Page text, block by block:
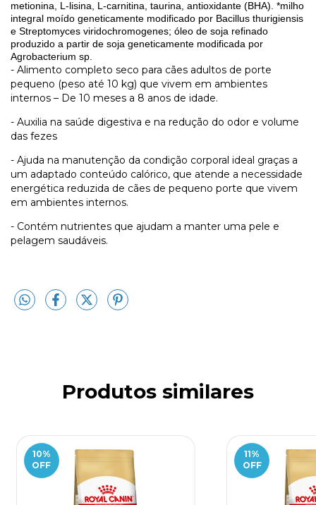
metionina, L-lisina, L-carnitina, taurina, antioxidante (BHA). *milho
integral moído geneticamente modificado por Bacillus thurigiensis
e Streptomyces viridochromogenes; óleo de soja refinado
produzido a partir de soja geneticamente modificada por
Agrobacterium sp.
- Alimento completo seco para cães adultos de porte
pequeno (peso até 10 kg) que vivem em ambientes
internos – De 10 meses a 8 anos de idade.
- Auxilia na saúde digestiva e na redução do odor e volume
das fezes
- Ajuda na manutenção da condição corporal ideal graças a
um adaptado conteúdo calórico, que atende a necessidade
energética reduzida de cães de pequeno porte que vivem
em ambientes internos.
- Contém nutrientes que ajudam a manter uma pele e
pelagem saudáveis.
Produtos similares
10%
OFF
11%
OFF